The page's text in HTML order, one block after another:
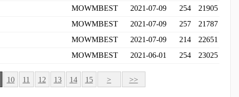
MOWMBEST 2021-07-09 254
21905
MOWMBEST 2021-07-09 257
21787
MOWMBEST 2021-07-09 214
22651
MOWMBEST 2021-06-01 254 23025
10 11 12 13 14 15 > >>